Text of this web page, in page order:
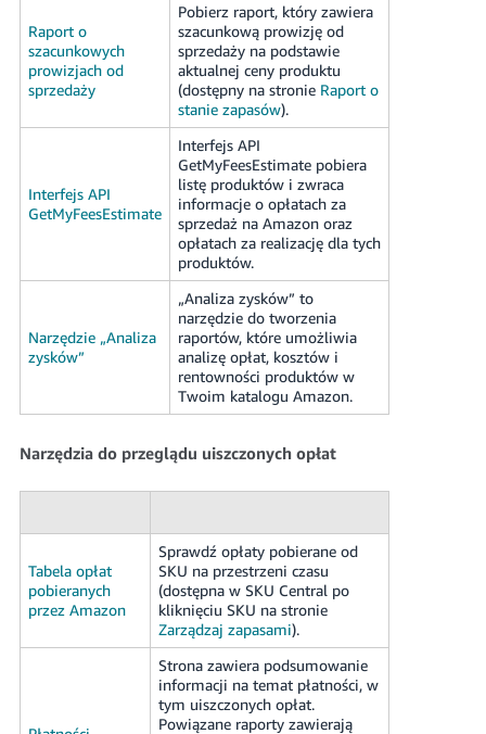
Raport o
szacunkowych
prowizjach od
sprzedaży
Pobierz raport, który zawiera
szacunkową prowizję od
sprzedaży na podstawie
aktualnej ceny produktu
(dostępny na stronie Raport o
stanie zapasów).
Interfejs API
GetMyFeesEstimate
Interfejs API
GetMyFeesEstimate pobiera
listę produktów i zwraca
informacje o opłatach za
sprzedaż na Amazon oraz
opłatach za realizację dla tych
produktów.
Narzędzie „Analiza
zysków”
„Analiza zysków” to
narzędzie do tworzenia
raportów, które umożliwia
analizę opłat, kosztów i
rentowności produktów w
Twoim katalogu Amazon.
Narzędzia do przeglądu uiszczonych opłat
Tabela opłat
pobieranych
przez Amazon
Sprawdź opłaty pobierane od
SKU na przestrzeni czasu
(dostępna w SKU Central po
kliknięciu SKU na stronie
Zarządzaj zapasami).
Strona zawiera podsumowanie
informacji na temat płatności, w
tym uiszczonych opłat.
Powiązane raporty zawierają